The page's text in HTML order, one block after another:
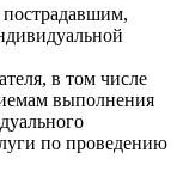
в том числе
выполнения
по проведению